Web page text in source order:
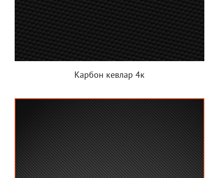
Карбон кевлар 4к